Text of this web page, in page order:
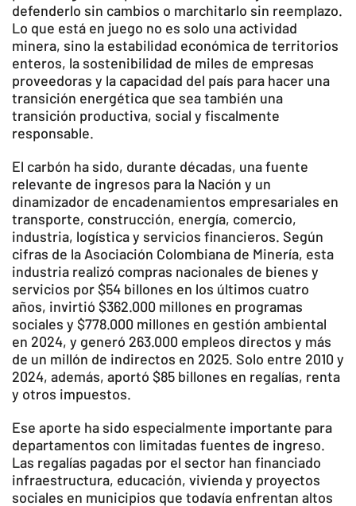
defenderlo sin cambios o marchitarlo sin reemplazo.
Lo que está en juego no es solo una actividad
minera, sino la estabilidad económica de territorios
enteros, la sostenibilidad de miles de empresas
proveedoras y la capacidad del país para hacer una
transición energética que sea también una
transición productiva, social y fiscalmente
responsable.
El carbón ha sido, durante décadas, una fuente
relevante de ingresos para la Nación y un
dinamizador de encadenamientos empresariales en
transporte, construcción, energía, comercio,
industria, logística y servicios financieros. Según
cifras de la Asociación Colombiana de Minería, esta
industria realizó compras nacionales de bienes y
servicios por $54 billones en los últimos cuatro
años, invirtió $362.000 millones en programas
sociales y $778.000 millones en gestión ambiental
en 2024, y generó 263.000 empleos directos y más
de un millón de indirectos en 2025. Solo entre 2010 y
2024, además, aportó $85 billones en regalías, renta
y otros impuestos.
Ese aporte ha sido especialmente importante para
departamentos con limitadas fuentes de ingreso.
Las regalías pagadas por el sector han financiado
infraestructura, educación, vivienda y proyectos
sociales en municipios que todavía enfrentan altos